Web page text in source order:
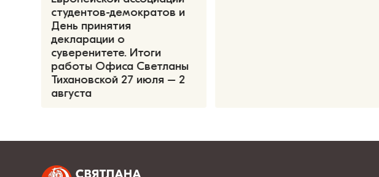
студентов-демократов и
День принятия
декларации о
суверенитете. Итоги
работы Офиса Светланы
Тихановской 27 июля – 2
августа